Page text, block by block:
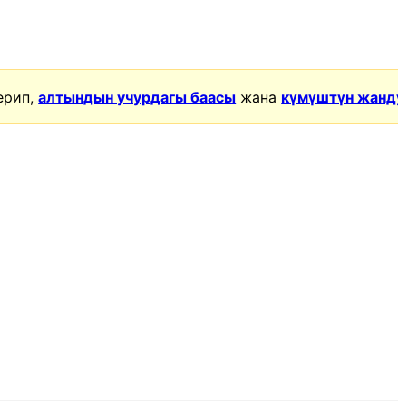
алтындын учурдагы баасы жана күмүштүн